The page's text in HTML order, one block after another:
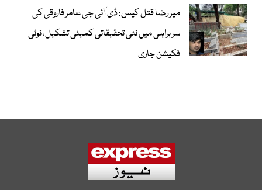
میر رضا قتل کیس: ڈی آئی جی عامر فاروقی کی
سربراہی میں نئی تحقیقاتی کمیٹی تشکیل، نوٹی
فکیشن جاری